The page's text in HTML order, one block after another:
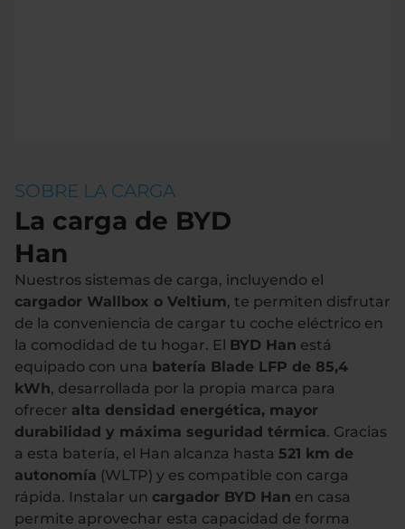
SOBRE LA CARGA
La carga de BYD
Han
Nuestros sistemas de carga, incluyendo el
cargador Wallbox o Veltium, te permiten disfrutar
de la conveniencia de cargar tu coche eléctrico en
la comodidad de tu hogar. El BYD Han está
equipado con una batería Blade LFP de 85,4
kWh, desarrollada por la propia marca para
ofrecer alta densidad energética, mayor
durabilidad y máxima seguridad térmica. Gracias
a esta batería, el Han alcanza hasta 521 km de
autonomía (WLTP) y es compatible con carga
rápida. Instalar un cargador BYD Han en casa
permite aprovechar esta capacidad de forma